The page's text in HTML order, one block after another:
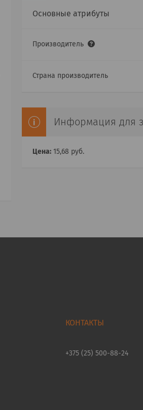
Основные атрибуты
Производитель
Страна производитель
Информация для
Цена: 15,68 руб.
+375 (25) 500-88-24